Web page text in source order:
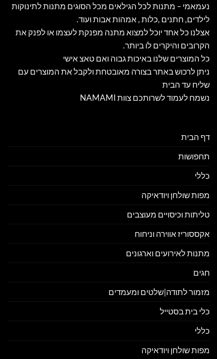
נעמאמי – מתנות לכל הגילאים מכל הסוגים מתנות לתינוקות
לילדים, חתנים ,כלות , אמהות אבות ועוד.
אצלנו כל אחד יוכל למצוא מתנה מפנקת לעצמו או לפנק את
הקרובים והיקרים לו ביותר.
כל המוצרים שלנו באיכות גבוה ואם טאצ אישי
ניתן לרכוש באתר בצורה מאובטחת ולקבל את המוצרים עם
שליח עד הבית
נשמח לעמוד לשרותכם צוות NAMAMI
דף הבית
תחפושות
כללי
מפות שולחן ויודאיקה
טליתות וכיסויים מעוצבים
אקססוריז אווירה וניחוח
מתנות לאירועים וארגונים
חגים
מזמור לתודה|שלטים ומעמדים
כלי בית בסטייל
כללי
מפות שולחן ויודאיקה